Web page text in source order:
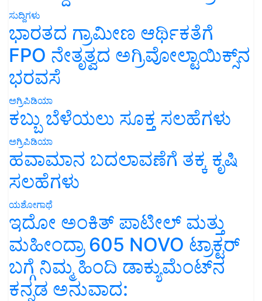
ಸುದ್ದಿಗಳು
ಭಾರತದ ಗ್ರಾಮೀಣ ಆರ್ಥಿಕತೆಗೆ
FPO ನೇತೃತ್ವದ ಅಗ್ರಿವೋಲ್ಟಾಯಿಕ್ಸ್‌ನ
ಭರವಸೆ
ಅಗ್ರಿಪಿಡಿಯಾ
ಕಬ್ಬು ಬೆಳೆಯಲು ಸೂಕ್ತ ಸಲಹೆಗಳು
ಅಗ್ರಿಪಿಡಿಯಾ
ಹವಾಮಾನ ಬದಲಾವಣೆಗೆ ತಕ್ಕ ಕೃಷಿ
ಸಲಹೆಗಳು
ಯಶೋಗಾಥೆ
ಇದೋ ಅಂಕಿತ್ ಪಾಟೀಲ್ ಮತ್ತು
ಮಹೀಂದ್ರಾ 605 NOVO ಟ್ರಾಕ್ಟರ್
ಬಗ್ಗೆ ನಿಮ್ಮ ಹಿಂದಿ ಡಾಕ್ಯುಮೆಂಟ್‌ನ
ಕನ್ನಡ ಅನುವಾದ: